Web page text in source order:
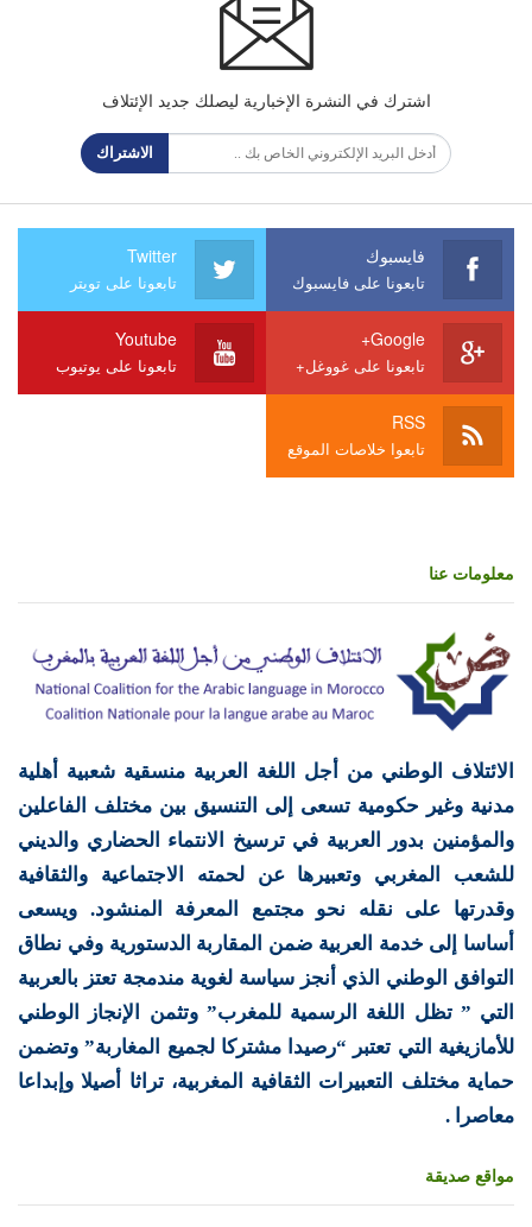
اشترك في النشرة الإخبارية ليصلك جديد الإئتلاف
الاشتراك
فايسبوك
تابعونا على فايسبوك
Twitter
تابعونا على تويتر
Google+
تابعونا على غووغل+
Youtube
تابعونا على يوتيوب
RSS
تابعوا خلاصات الموقع
معلومات عنا
الائتلاف الوطني من أجل اللغة العربية منسقية شعبية أهلية
مدنية وغير حكومية تسعى إلى التنسيق بين مختلف الفاعلين
والمؤمنين بدور العربية في ترسيخ الانتماء الحضاري والديني
للشعب المغربي وتعبيرها عن لحمته الاجتماعية والثقافية
وقدرتها على نقله نحو مجتمع المعرفة المنشود. ويسعى
أساسا إلى خدمة العربية ضمن المقاربة الدستورية وفي نطاق
التوافق الوطني الذي أنجز سياسة لغوية مندمجة تعتز بالعربية
التي ” تظل اللغة الرسمية للمغرب” وتثمن الإنجاز الوطني
للأمازيغية التي تعتبر “رصيدا مشتركا لجميع المغاربة” وتضمن
حماية مختلف التعبيرات الثقافية المغربية، تراثا أصيلا وإبداعا
معاصرا .
مواقع صديقة